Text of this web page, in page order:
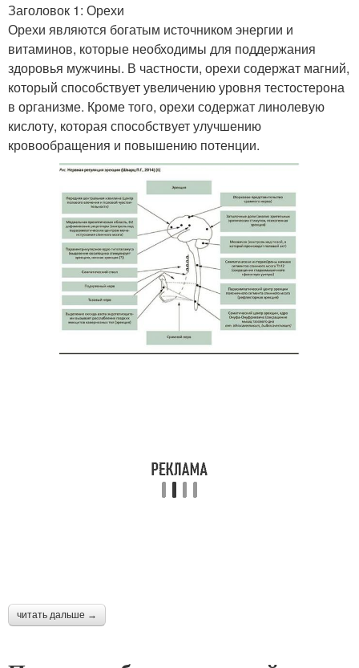
Заголовок 1: Орехи
Орехи являются богатым источником энергии и
витаминов, которые необходимы для поддержания
здоровья мужчины. В частности, орехи содержат магний,
который способствует увеличению уровня тестостерона
в организме. Кроме того, орехи содержат линолевую
кислоту, которая способствует улучшению
кровообращения и повышению потенции.
читать дальше →